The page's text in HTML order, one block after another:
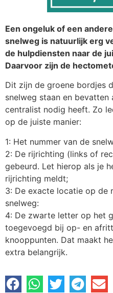
Een ongeluk of een
snelweg is natuurlijk erg
de hulpdiensten naar de
Daarvoor zijn de
Dit zijn de groene bordjes
snelweg staan en bevatten
centralist nodig heeft. Zo
op de juiste manier:
1: Het nummer van de
2: De rijrichting (links of
gebeurd. Let hierop als je
rijrichting meldt;
3: De exacte locatie op de
snelweg:
4: De zwarte letter op het
toegevoegd bij op- en
knooppunten. Dat maakt
extra belangrijk.